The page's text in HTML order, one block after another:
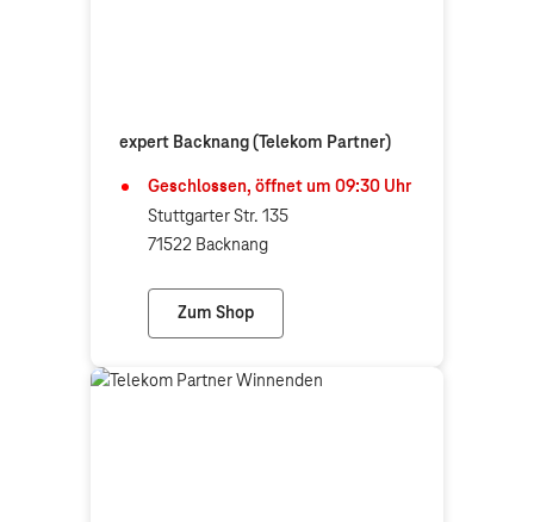
expert Backnang (Telekom Partner)
Geschlossen, öffnet um 09:30 Uhr
Stuttgarter Str. 135
71522 Backnang
Zum Shop
expert Backnang (Telekom Partner)